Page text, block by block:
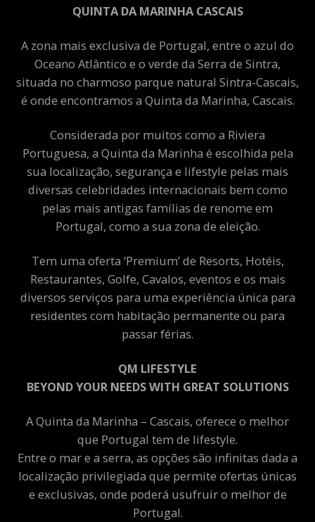
QUINTA DA MARINHA CASCAIS
A zona mais exclusiva de Portugal, entre o azul do
Oceano Atlântico e o verde da Serra de Sintra,
situada no charmoso parque natural Sintra-Cascais,
é onde encontramos a Quinta da Marinha, Cascais.
Considerada por muitos como a Riviera
Portuguesa, a Quinta da Marinha é escolhida pela
sua localização, segurança e lifestyle pelas mais
diversas celebridades internacionais bem como
pelas mais antigas famílias de renome em
Portugal, como a sua zona de eleição.
Tem uma oferta ‘Premium’ de Resorts, Hotéis,
Restaurantes, Golfe, Cavalos, eventos e os mais
diversos serviços para uma experiência única para
residentes com habitação permanente ou para
passar férias.
QM LIFESTYLE
BEYOND YOUR NEEDS WITH GREAT SOLUTIONS
A Quinta da Marinha – Cascais, oferece o melhor
que Portugal tem de lifestyle.
Entre o mar e a serra, as opções são infinitas dada a
localização privilegiada que permite ofertas únicas
e exclusivas, onde poderá usufruir o melhor de
Portugal.